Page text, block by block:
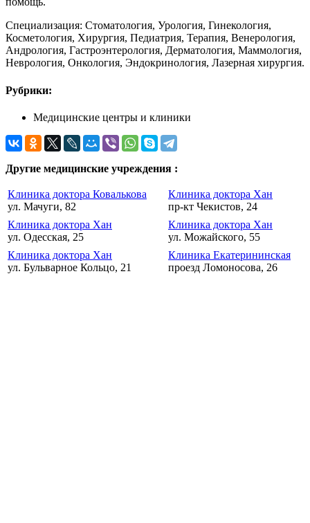
Специализация: Стоматология, Урология, Гинекология,
Косметология, Хирургия, Педиатрия, Терапия, Венерология,
Андрология, Гастроэнтерология, Дерматология, Маммология,
Неврология, Онкология, Эндокринология, Лазерная хирургия.
Рубрики:
Медицинские центры и клиники
Другие медицинские учреждения :
Клиника доктора Ковалькова
ул. Мачуги, 82
Клиника доктора Хан
пр-кт Чекистов, 24
Клиника доктора Хан
ул. Одесская, 25
Клиника доктора Хан
ул. Можайского, 55
Клиника доктора Хан
ул. Бульварное Кольцо, 21
Клиника Екатерининская
проезд Ломоносова, 26